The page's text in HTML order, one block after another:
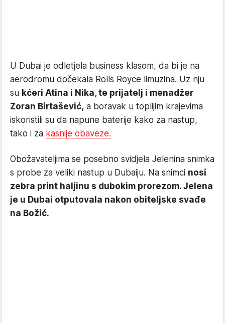
U Dubai je odletjela business klasom, da bi je na
aerodromu dočekala Rolls Royce limuzina. Uz nju
su kćeri Atina i Nika, te prijatelj i menadžer
Zoran Birtašević, a boravak u toplijim krajevima
iskoristili su da napune baterije kako za nastup,
tako i za kasnije obaveze.
Obožavateljima se posebno svidjela Jelenina snimka
s probe za veliki nastup u Dubaiju. Na snimci nosi
zebra print haljinu s dubokim prorezom. Jelena
je u Dubai otputovala nakon obiteljske svađe
na Božić.